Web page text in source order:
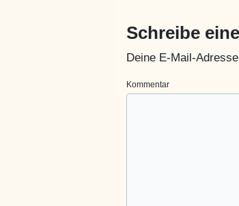
Schreibe
Deine E-Mail-
Kommentar